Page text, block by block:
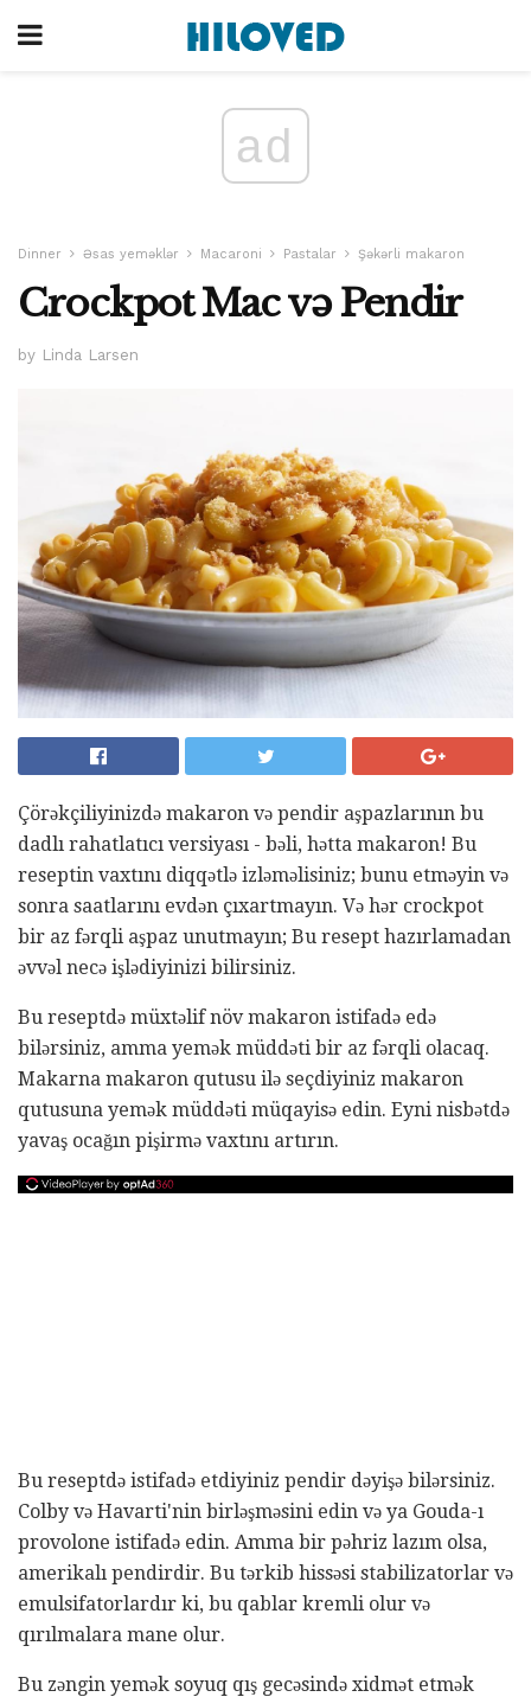
ad
Dinner Əsas yeməklər Macaroni Pastalar Şəkərli makaron
Crockpot Mac və Pendir
by Linda Larsen
Çörəkçiliyinizdə makaron və pendir aşpazlarının bu
dadlı rahatlatıcı versiyası - bəli, hətta makaron! Bu
reseptin vaxtını diqqətlə izləməlisiniz; bunu etməyin və
sonra saatlarını evdən çıxartmayın. Və hər crockpot
bir az fərqli aşpaz unutmayın; Bu resept hazırlamadan
əvvəl necə işlədiyinizi bilirsiniz.
Bu reseptdə müxtəlif növ makaron istifadə edə
bilərsiniz, amma yemək müddəti bir az fərqli olacaq.
Makarna makaron qutusu ilə seçdiyiniz makaron
qutusuna yemək müddəti müqayisə edin. Eyni nisbətdə
yavaş ocağın pişirmə vaxtını artırın.
Bu reseptdə istifadə etdiyiniz pendir dəyişə bilərsiniz.
Colby və Havarti'nin birləşməsini edin və ya Gouda-ı
provolone istifadə edin. Amma bir pəhriz lazım olsa,
amerikalı pendirdir. Bu tərkib hissəsi stabilizatorlar və
emulsifatorlardır ki, bu qablar kremli olur və
qırılmalara mane olur.
Bu zəngin yemək soyuq qış gecəsində xidmət etmək